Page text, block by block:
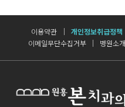
이용약관
개인정보취급정책
이메일무단수집거부
병원소개